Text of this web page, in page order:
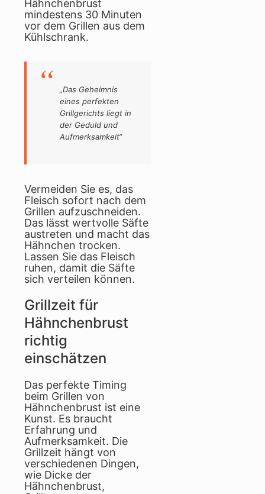
Hähnchenbrust
mindestens 30 Minuten
vor dem Grillen aus dem
Kühlschrank.
„Das Geheimnis
eines perfekten
Grillgerichts liegt in
der Geduld und
Aufmerksamkeit“
Vermeiden Sie es, das
Fleisch sofort nach dem
Grillen aufzuschneiden.
Das lässt wertvolle Säfte
austreten und macht das
Hähnchen trocken.
Lassen Sie das Fleisch
ruhen, damit die Säfte
sich verteilen können.
Grillzeit für
Hähnchenbrust
richtig
einschätzen
Das perfekte Timing
beim Grillen von
Hähnchenbrust ist eine
Kunst. Es braucht
Erfahrung und
Aufmerksamkeit. Die
Grillzeit hängt von
verschiedenen Dingen,
wie Dicke der
Hähnchenbrust,